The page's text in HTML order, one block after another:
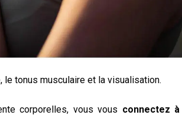
tonus musculaire et la visualisation.
corporelles, vous vous connectez